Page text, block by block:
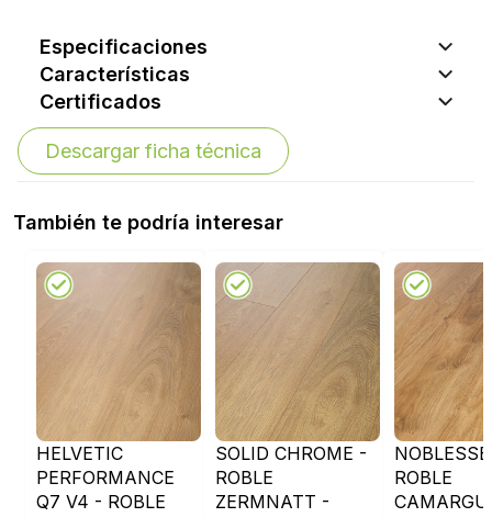
Especificaciones
Características
Certificados
Descargar ficha técnica
También te podría interesar
HELVETIC
PERFORMANCE
Q7 V4 - ROBLE
SOLID CHROME -
ROBLE
ZERMNATT -
ROBLE